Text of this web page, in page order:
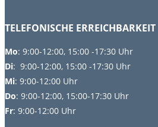
TELEFONISCHE ERREICHBARKEIT
Mo: 9:00-12:00, 15:00 -17:30 Uhr
Di: 9:00-12:00, 15:00 -17:30 Uhr
Mi: 9:00-12:00 Uhr
Do: 9:00-12:00, 15:00-17:30 Uhr
Fr: 9:00-12:00 Uhr